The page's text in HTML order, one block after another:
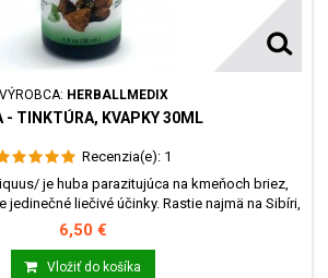
VÝROBCA: HERBALLMEDIX
- TINKTÚRA, KVAPKY 30ML
Recenzia(e): 1
je huba parazitujúca na kmeňoch briez,
jedinečné liečivé účinky. Rastie najmä na Sibíri,
mierou prispieva ku zdraviu obyvateľstva.
6,50 €
Vložiť do košíka